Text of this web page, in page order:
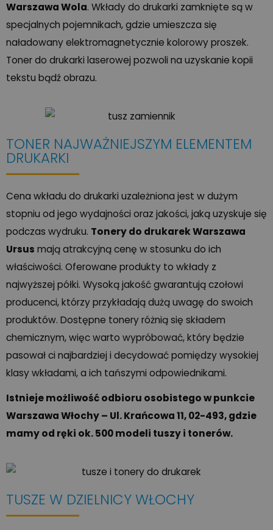
Warszawa Wola. Wkłady do drukarki zamknięte są w
specjalnych pojemnikach, gdzie umieszcza się
naładowany elektromagnetycznie kolorowy proszek.
Toner do drukarki laserowej pozwoli na uzyskanie kopii
tekstu bądź obrazu.
TONER NAJWAŻNIEJSZYM ELEMENTEM
DRUKARKI
Cena wkładu do drukarki uzależniona jest w dużym
stopniu od jego wydajności oraz jakości, jaką uzyskuje się
podczas wydruku. Tonery do drukarek Warszawa
Ursus mają atrakcyjną cenę w stosunku do ich
właściwości. Oferowane produkty to wkłady z
najwyższej półki. Wysoką jakość gwarantują czołowi
producenci, którzy przykładają dużą uwagę do swoich
produktów. Dostępne tonery różnią się składem
chemicznym, więc warto wypróbować, który będzie
pasował ci najbardziej i decydować pomiędzy wysokiej
klasy wkładami, a ich tańszymi odpowiednikami.
Istnieje możliwość odbioru osobistego w punkcie
Warszawa Włochy – Ul. Krańcowa 11, 02-493, gdzie
mamy od ręki ok. 500 modeli tuszy i tonerów.
TUSZE W DZIELNICY WŁOCHY